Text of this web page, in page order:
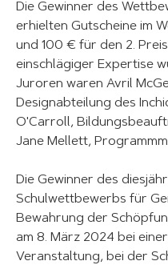
Die Gewinner des
erhielten Gutscheine im
und 100 € für den 2.
einschlägiger Expertise
Juroren waren Avril
Designabteilung des
O'Carroll,
Jane Mellett,
Die Gewinner des
Schulwettbewerbs für
Bewahrung der
am 8. März 2024 bei
Veranstaltung, bei der